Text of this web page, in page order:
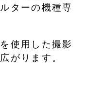
ターの機種専
使用した撮影
がります。